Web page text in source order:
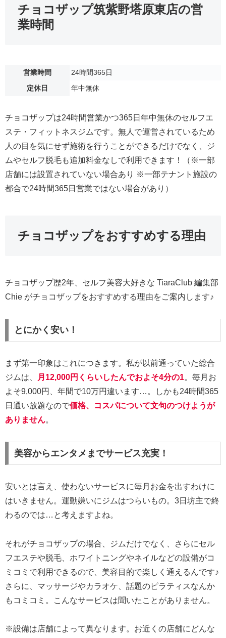
チョコザップ筑紫野塔原東店の営
業時間
営業時間
24時間365日
定休日
年中無休
チョコザップは24時間営業かつ365日年中無休のセルフエ
ステ・フィットネスジムです。無人で運営されているため
人の目を気にせず施術を行うことができるだけでなく、ジ
ムやセルフ脱毛も追加料金なしで利用できます！（※一部
店舗には設置されていない場合あり ※一部テナント施設の
都合で24時間365日営業ではない場合があり）
チョコザップをおすすめする理由
チョコザップ歴2年、セルフ美容大好きな TiaraClub 編集部
Chie がチョコザップをおすすめする理由をご案内します♪
とにかく安い！
まず第一印象はこれにつきます。私が以前通っていた総合
ジムは、
月12,000円くらいしたんでおよそ4分の1。毎月お
よそ9,000円、年間で10万円違います…。しかも24時間365
日通い放題なので価格、コスパについて文句のつけようが
ありません。
美容からエンタメまでサービス充実！
安いとは言え、使わないサービスに毎月お金を出すわけに
はいきません。運動嫌いにジムはつらいもの。3日坊主で終
わるのでは…と考えますよね。
それがチョコザップの場合、ジムだけでなく、さらにセル
フエステや脱毛、ホワイトニングやネイルなどの設備がコ
ミコミで利用できるので、美容目的で楽しく通えるんです♪
さらに、マッサージやカラオケ、話題のピラティスなんか
もコミコミ。こんなサービスは聞いたことがありません。
※設備は店舗によって異なります。お近くの店舗にどんな